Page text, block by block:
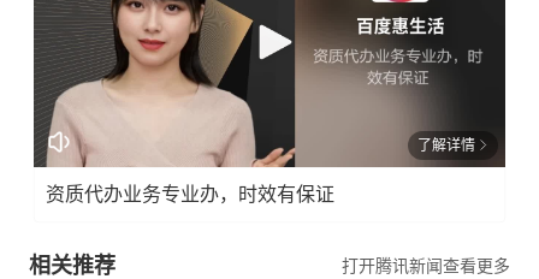
了解详情
资质代办业务专业办，时效有保证
相关推荐 打开腾讯新闻查看更多